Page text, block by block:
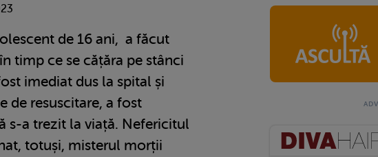
de 16 ani, a făcut
timp ce se cățăra pe stânci
imediat dus la spital și
de resuscitare, a fost
s-a trezit la viață. Nefericitul
totuși, misterul morții